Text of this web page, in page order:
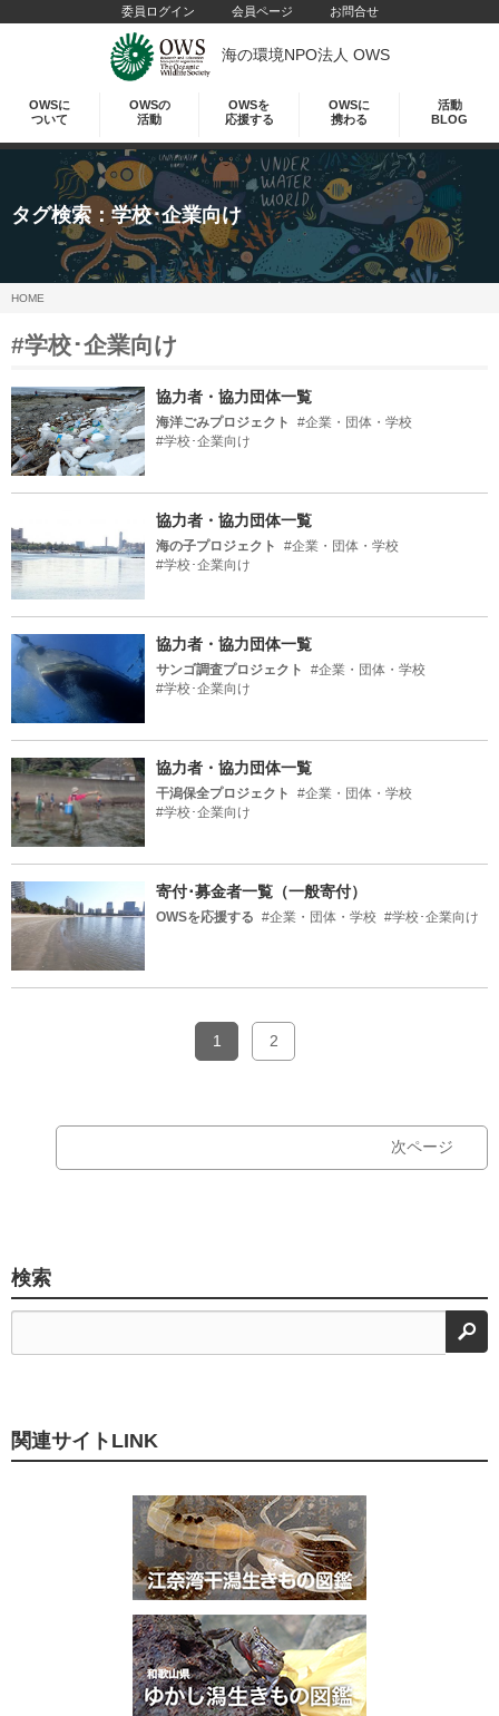
委員ログイン 会員ページ お問合せ
海の環境NPO法人 OWS
OWSに
ついて
OWSの
活動
OWSを
応援する
OWSに
携わる
活動
BLOG
タグ検索： 学校･企業向け
HOME
#学校･企業向け
協力者・協力団体一覧
海洋ごみプロジェクト
#企業・団体・学校
#学校･企業向け
協力者・協力団体一覧
海の子プロジェクト
#企業・団体・学校
#学校･企業向け
協力者・協力団体一覧
サンゴ調査プロジェクト
#企業・団体・学校
#学校･企業向け
協力者・協力団体一覧
干潟保全プロジェクト
#企業・団体・学校
#学校･企業向け
寄付･募金者一覧（一般寄付）
OWSを応援する #企業・団体・学校 #学校･企業向け
1 2
次ページ
検索
検
関連サイトLINK